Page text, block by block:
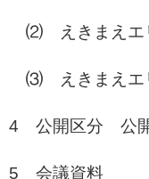
⑵ えきまえエ
⑶ えきまえエ
4 公開区分 公開
5 会議資料